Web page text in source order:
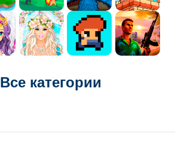
Все категории